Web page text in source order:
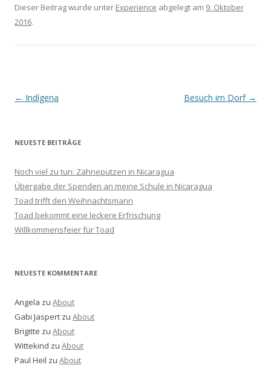
Dieser Beitrag wurde unter Experience abgelegt am 9. Oktober
2016.
Beitrags-
← Indígena Besuch im Dorf →
NEUESTE BEITRÄGE
Noch viel zu tun: Zähneputzen in Nicaragua
Übergabe der Spenden an meine Schule in Nicaragua
Toad trifft den Weihnachtsmann
Toad bekommt eine leckere Erfrischung
Willkommensfeier für Toad
NEUESTE KOMMENTARE
Angela zu About
Gabi Jaspert zu About
Brigitte zu About
Wittekind zu About
Paul Heil zu About